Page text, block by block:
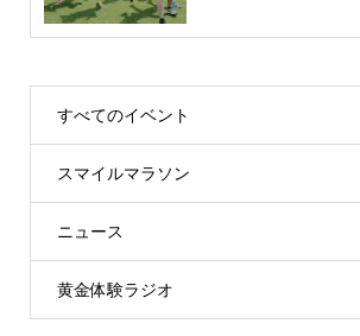
すべてのイベント
スマイルマラソン
ニュース
黄金体験ラジオ